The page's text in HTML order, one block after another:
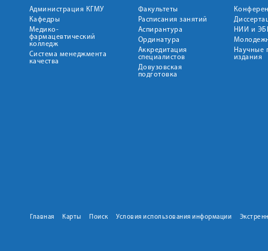
Администрация КГМУ
Кафедры
Медико-
фармацевтический
колледж
Система менеджмента
качества
Факультеты
Расписания занятий
Аспирантура
Ординатура
Аккредитация
специалистов
Довузовская
подготовка
НИИ и
Научные
издания
Главная Карты Поиск Условия использования информации